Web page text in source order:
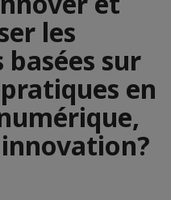
les
sur
en